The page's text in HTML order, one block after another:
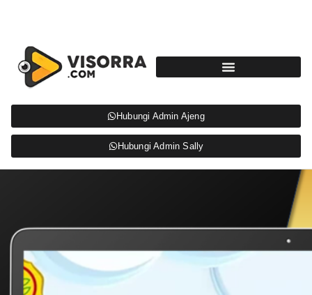
Hubungi Admin Ajeng
Hubungi Admin Sally